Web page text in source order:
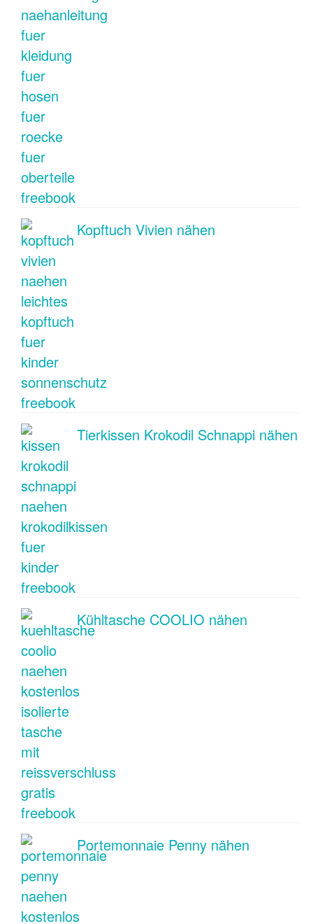
Kopftuch Vivien nähen
Tierkissen Krokodil Schnappi nähen
Kühltasche COOLIO nähen
Portemonnaie Penny nähen